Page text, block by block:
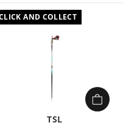
AND COLLECT
TSL